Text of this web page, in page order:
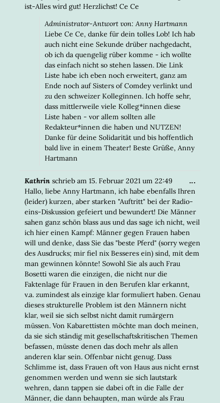
ist-Alles wird gut! Herzlichst! Ce Ce
Administrator-Antwort von: Anny Hartmann
Liebe Ce Ce, danke für dein tolles Lob! Ich hab
auch nicht eine Sekunde drüber nachgedacht,
ob ich da quengelig rüber komme - ich wollte
das einfach nicht so stehen lassen. Die Link
Liste habe ich eben noch erweitert, ganz am
Ende noch auf Sisters of Comdey verlinkt und
zu den schweizer Kolleginnen. Ich hoffe sehr,
dass mittlerweile viele Kolleg*innen diese
Liste haben - vor allem sollten alle
Redakteur*innen die haben und NUTZEN!
Danke für deine Solidarität und bis hoffentlich
bald live in einem Theater! Beste Grüße, Anny
Hartmann
Kathrin schrieb am 15. Februar 2021 um 22:49
Hallo, liebe Anny Hartmann, ich habe ebenfalls Ihren
(leider) kurzen, aber starken "Auftritt" bei der Radio-
eins-Diskussion gefeiert und bewundert! Die Männer
sahen ganz schön blass aus und das sage ich nicht, weil
ich hier einen Kampf: Männer gegen Frauen haben
will und denke, dass Sie das "beste Pferd" (sorry wegen
des Ausdrucks; mir fiel nix Besseres ein) sind, mit dem
man gewinnen könnte! Sowohl Sie als auch Frau
Bosetti waren die einzigen, die nicht nur die
Faktenlage für Frauen in den Berufen klar erkannt,
v.a. zumindest als einzige klar formuliert haben. Genau
dieses strukturelle Problem ist den Männern nicht
klar, weil sie sich selbst nicht damit rumärgern
müssen. Von Kabarettisten möchte man doch meinen,
da sie sich ständig mit gesellschaftskritischen Themen
befassen, müsste denen das doch mehr als allen
anderen klar sein. Offenbar nicht genug. Dass
Schlimme ist, dass Frauen oft von Haus aus nicht ernst
genommen werden und wenn sie sich lautstark
wehren, dann tappen sie dabei oft in die Falle der
Männer, die dann behaupten, man würde als Frau
...DIESE